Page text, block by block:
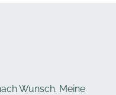
Wunsch. Meine